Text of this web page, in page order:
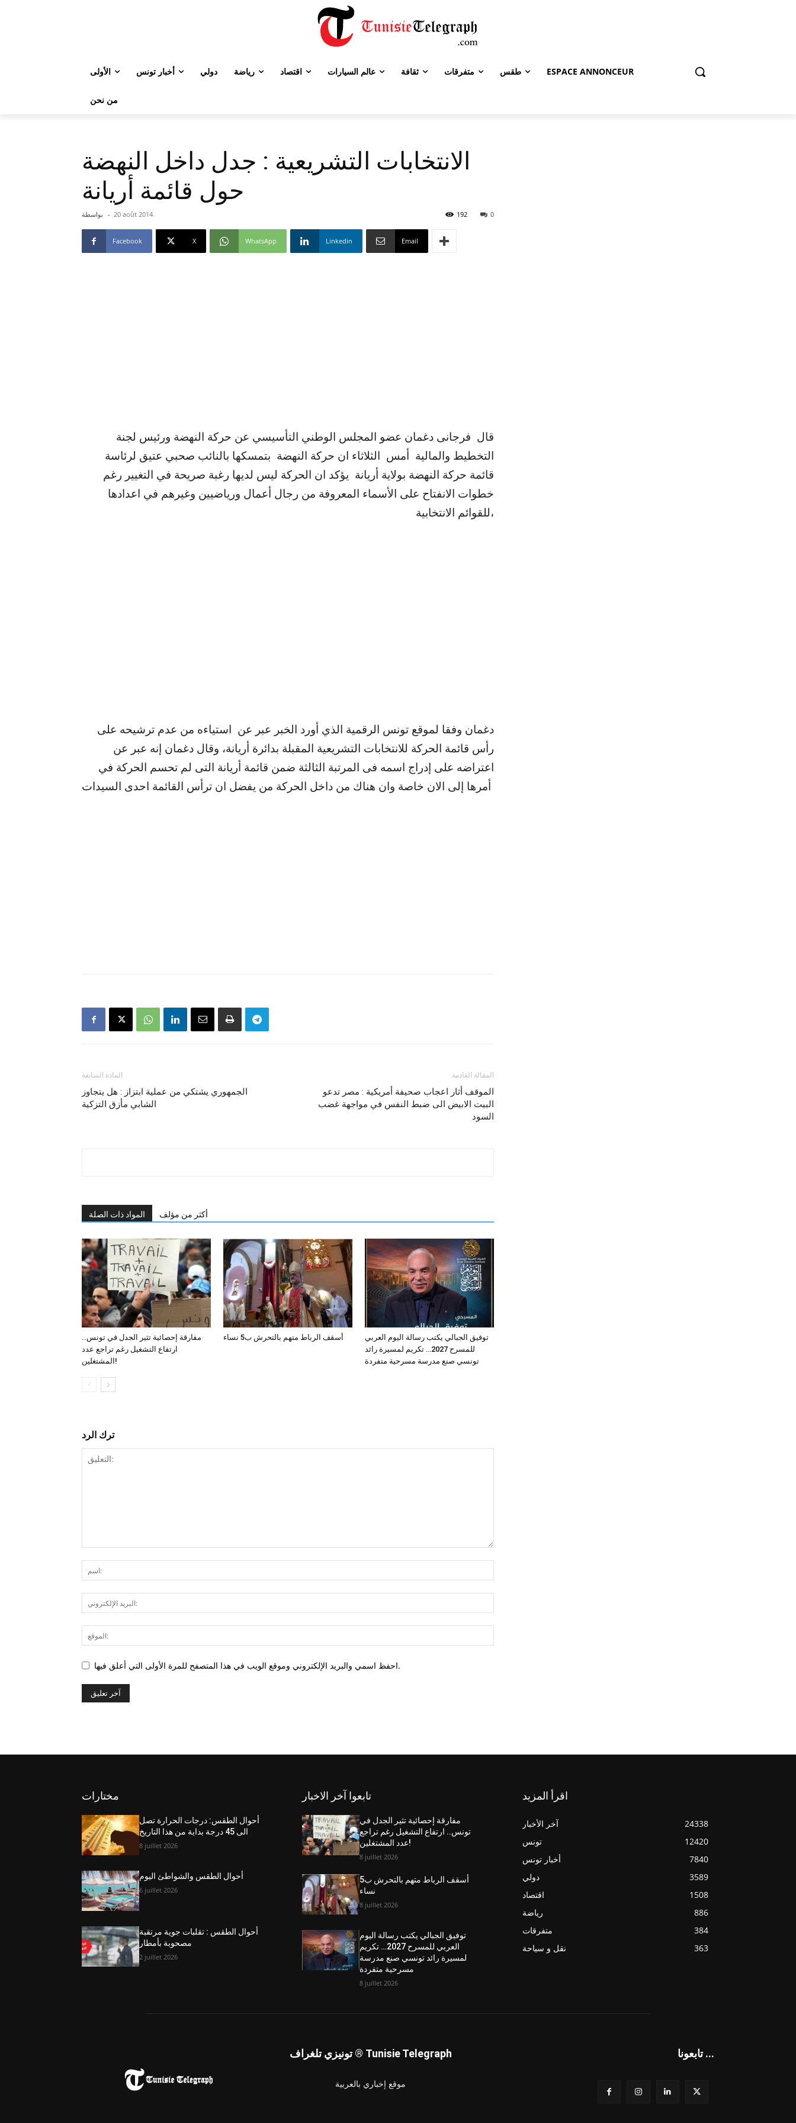
الأولى أخبار تونس دولي رياضة اقتصاد عالم السيارات ثقافة متفرقات طقس ESPACE ANNONCEUR
من نحن
الانتخابات التشريعية : جدل داخل النهضة
حول قائمة أريانة
بواسطة - 20 août 2014 0
192
Facebook X WhatsApp Linkedin Email
قال فرجانى دغمان عضو المجلس الوطني التأسيسي عن حركة النهضة ورئيس لجنة
التخطيط والمالية أمس الثلاثاء ان حركة النهضة بتمسكها بالنائب صحبي عتيق لرئاسة
قائمة حركة النهضة بولاية أريانة يؤكد ان الحركة ليس لديها رغبة صريحة في التغيير رغم
خطوات الانفتاح على الأسماء المعروفة من رجال أعمال ورياضيين وغيرهم في اعدادها
للقوائم الانتخابية،
دغمان وفقا لموقع تونس الرقمية الذي أورد الخبر عبر عن استياءه من عدم ترشيحه على
رأس قائمة الحركة للانتخابات التشريعية المقبلة بدائرة أريانة، وقال دغمان إنه عبر عن
اعتراضه على إدراج اسمه فى المرتبة الثالثة ضمن قائمة أريانة التى لم تحسم الحركة في
المادة السابقة
الجمهوري يشتكي من عملية ابتزاز : هل يتجاوز
الشابي مأزق التزكية
المقالة القادمة
الموقف أثار اعجاب صحيفة أمريكية : مصر تدعو
البيت الابيض الى ضبط النفس في مواجهة غضب
السود
المواد ذات الصلة أكثر من مؤلف
مفارقة إحصائية تثير الجدل في تونس..
ارتفاع التشغيل رغم تراجع عدد
المشتغلين!
أسقف الرباط متهم بالتحرش ب5 نساء
توفيق الجبالي يكتب رسالة اليوم العربي
للمسرح 2027… تكريم لمسيرة رائد
تونسي صنع مدرسة مسرحية متفردة
ترك الرد
احفظ اسمي والبريد الإلكتروني وموقع الويب في هذا المتصفح للمرة الأولى التي أعلق فيها.
مختارات
أحوال الطقس: درجات الحرارة تصل
الى 45 درجة بداية من هذا التاريخ
8 juillet 2026
أحوال الطقس والشواطئ اليوم
6 juillet 2026
أحوال الطقس : تقلبات جوية مرتقبة
مصحوبة بأمطار
2 juillet 2026
تابعوا آخر الاخبار
مفارقة إحصائية تثير الجدل في
تونس.. ارتفاع التشغيل رغم تراجع
عدد المشتغلين!
8 juillet 2026
أسقف الرباط متهم بالتحرش ب5
نساء
8 juillet 2026
توفيق الجبالي يكتب رسالة اليوم
العربي للمسرح 2027… تكريم
لمسيرة رائد تونسي صنع مدرسة
مسرحية متفردة
8 juillet 2026
اقرأ المزيد
آخر الأخبار
24338
تونس
12420
أخبار تونس
7840
دولي
3589
اقتصاد
1508
رياضة
886
متفرقات
384
نقل و سياحة
363
تونيزي تلغراف ® Tunisie Telegraph
موقع إخباري بالعربية
تابعونا ...